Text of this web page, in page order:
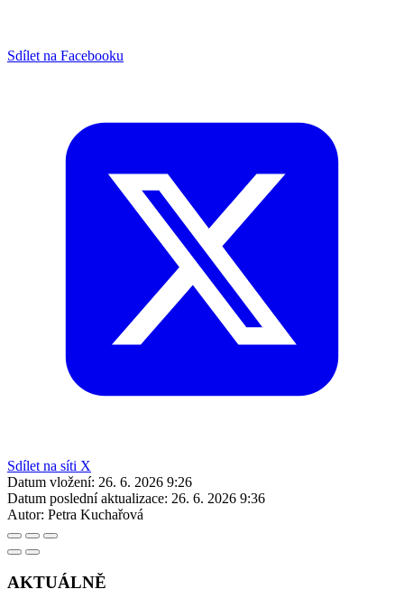
Sdílet na Facebooku
Sdílet na síti X
Datum vložení: 26. 6. 2026 9:26
Datum poslední aktualizace: 26. 6. 2026 9:36
Autor: Petra Kuchařová
AKTUÁLNĚ